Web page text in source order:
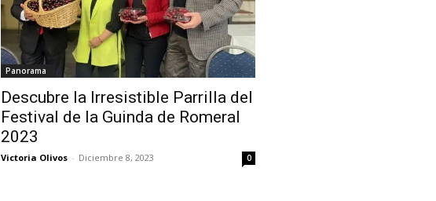
Panorama
Descubre la Irresistible Parrilla del
Festival de la Guinda de Romeral
2023
Victoria Olivos - Diciembre 8, 2023 0